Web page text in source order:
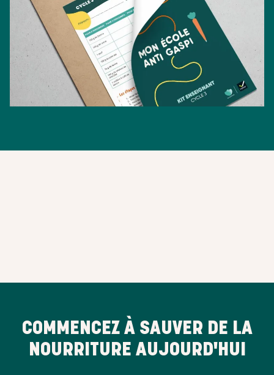
COMMENCEZ À SAUVER DE LA
NOURRITURE AUJOURD'HUI